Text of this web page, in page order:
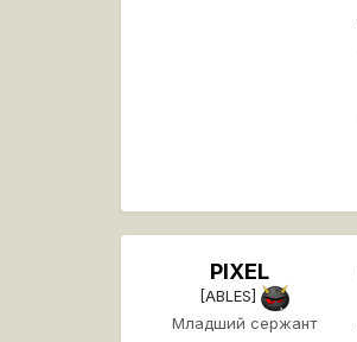
PlXEL
[ABLES]
Младший сержант